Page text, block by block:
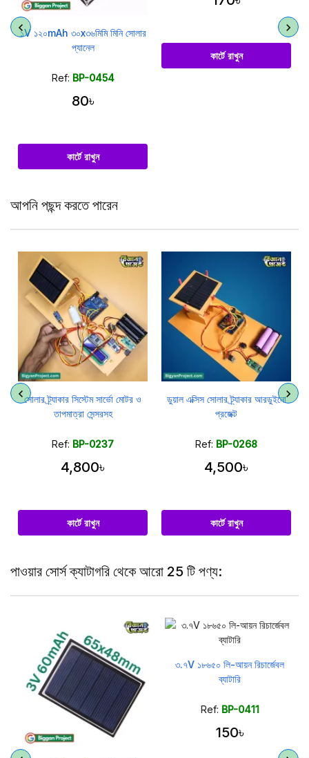
১V ১২০mAh ৩০x৩৬মিমি মিনি সোলার
প্যানেল
Ref: BP-0454
80৳
কার্টে রাখুন
কার্টে রাখুন
আপনি পছন্দ করতে পারেন
সোলার ট্র্যাকার সিস্টেম সার্ভো মোটর ও
তাপমাত্রা সেন্সরসহ
Ref: BP-0237
4,800৳
কার্টে রাখুন
ডুয়াল এক্সিস সোলার ট্র্যাকার আরডুইনো
প্রজেক্ট
Ref: BP-0268
4,500৳
কার্টে রাখুন
পাওয়ার সোর্স ক্যাটাগরি থেকে আরো 25 টি পণ্য:
৩.৭V ১৮৬৫০ লি-আয়ন রিচার্জেবল
ব্যাটারি
Ref: BP-0411
150৳